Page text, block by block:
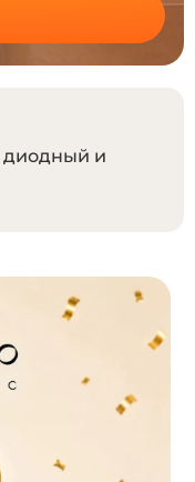
диодный и